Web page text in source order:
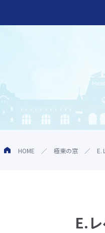
入試情報
HOME 極東の窓 E.
E.